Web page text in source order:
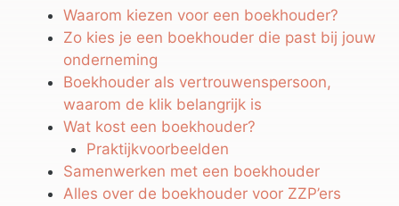
Waarom kiezen voor een boekhouder?
Zo kies je een boekhouder die past bij jouw
onderneming
Boekhouder als vertrouwenspersoon,
waarom de klik belangrijk is
Wat kost een boekhouder?
Praktijkvoorbeelden
Samenwerken met een boekhouder
Alles over de boekhouder voor ZZP’ers